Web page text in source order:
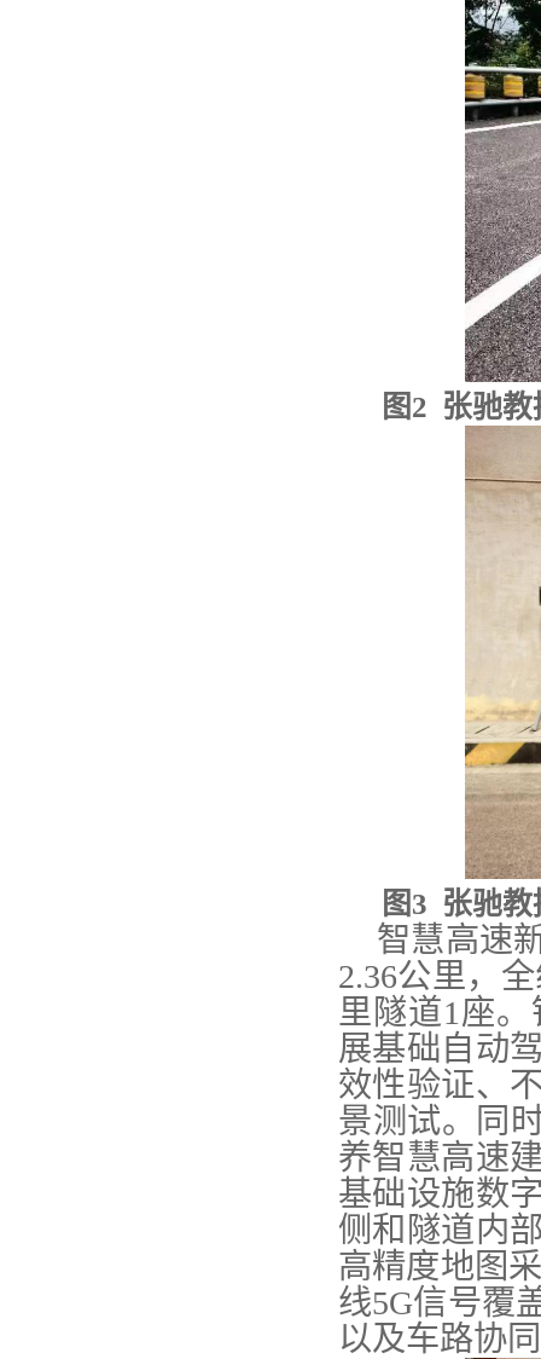
图2 张驰
图3 张驰
智慧高速
2.36公里，
里隧道1 座。
展基础自动
效性验证、
景测试。同
养智慧高速
基础设施数
侧和隧道内
高精度地图
线5G信号覆
以及车路协